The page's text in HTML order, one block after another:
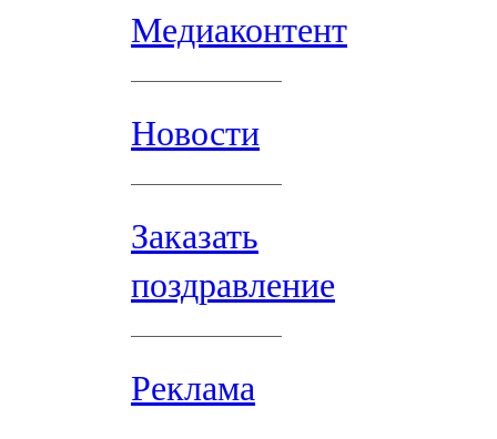
Медиаконтент
Новости
Заказать
поздравление
Реклама